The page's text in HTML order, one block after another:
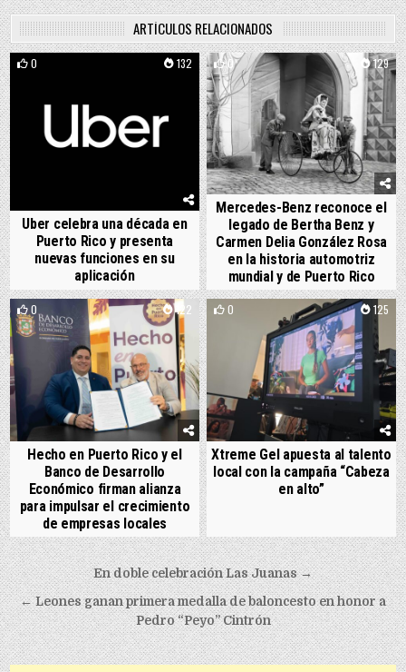
ARTÍCULOS RELACIONADOS
0 132
Uber celebra una década en
Puerto Rico y presenta
nuevas funciones en su
aplicación
0 129
Mercedes-Benz reconoce el
legado de Bertha Benz y
Carmen Delia González Rosa
en la historia automotriz
mundial y de Puerto Rico
0 122
Hecho en Puerto Rico y el
Banco de Desarrollo
Económico firman alianza
para impulsar el crecimiento
de empresas locales
0 125
Xtreme Gel apuesta al talento
local con la campaña “Cabeza
en alto”
Post navigation
En doble celebración Las Juanas →
← Leones ganan primera medalla de baloncesto en honor a
Pedro “Peyo” Cintrón